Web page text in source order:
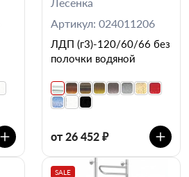
Артикул: 024011206
ЛДП (г3)-120/60/66 без
полочки водяной
от 26 452 ₽
SALE